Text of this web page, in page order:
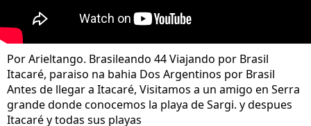
Por Arieltango. Brasileando 44 Viajando por Brasil
Itacaré, paraiso na bahia Dos Argentinos por Brasil
Antes de llegar a Itacaré, Visitamos a un amigo en Serra
grande donde conocemos la playa de Sargi. y despues
Itacaré y todas sus playas